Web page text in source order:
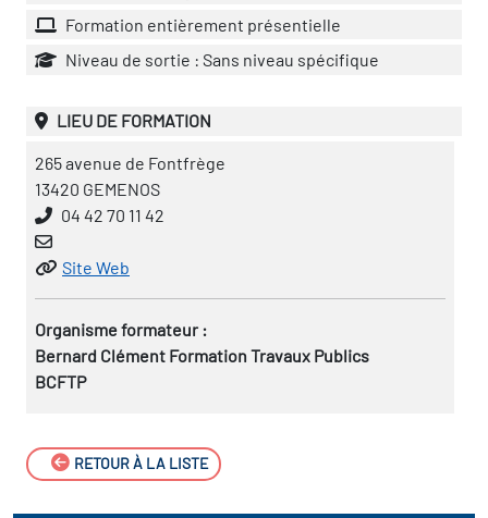
Formation entièrement présentielle
Niveau de sortie : Sans niveau spécifique
LIEU DE FORMATION
265 avenue de Fontfrège
13420 GEMENOS
04 42 70 11 42
Site Web
Organisme formateur :
Bernard Clément Formation Travaux Publics
BCFTP
RETOUR À LA LISTE